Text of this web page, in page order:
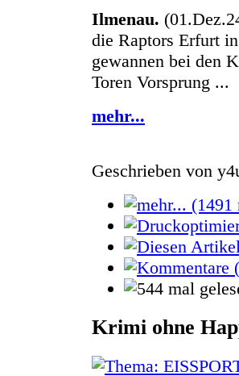
Ilmenau.
die Raptors Erfurt
gewannen bei den
Toren Vorsprung ...
mehr...
Geschrieben von
Krimi ohne